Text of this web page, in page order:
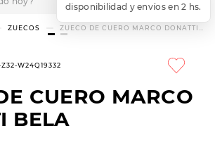
disponibilidad y envíos en 2 hs.
ZUECOS
ZUECO DE CUERO MARCO DONATTI
BELA
W24Q19332
CUERO MARCO
BELA
TÉRMINOS MÁS
BUSCADOS
3